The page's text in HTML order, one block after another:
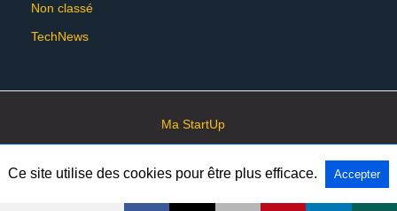
Non classé
TechNews
Ma StartUp
All Rights Reserved View Non-AMP Version
Ce site utilise des cookies pour être plus efficace. Accepter